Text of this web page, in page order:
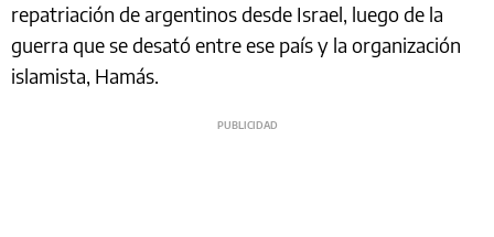
repatriación de argentinos desde Israel, luego de la
guerra que se desató entre ese país y la organización
islamista, Hamás.